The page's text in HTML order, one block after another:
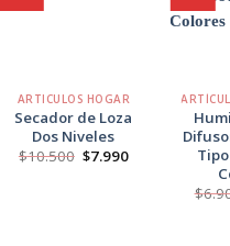
ARTICULOS HOGAR
Secador de Loza
Dos Niveles
$10.500 El
$7.990El
$